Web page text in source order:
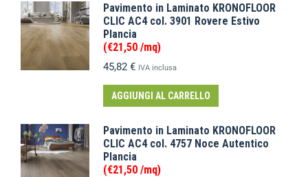
Pavimento in Laminato KRONOFLOOR
CLIC AC4 col. 3901 Rovere Estivo
Plancia
(€21,50 /mq)
45,82 € IVA inclusa
AGGIUNGI AL CARRELLO
Pavimento in Laminato KRONOFLOOR
CLIC AC4 col. 4757 Noce Autentico
Plancia
(€21,50 /mq)